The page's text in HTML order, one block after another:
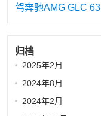
驾奔驰AMG GLC 63
归档
2025年2月
2024年8月
2024年2月